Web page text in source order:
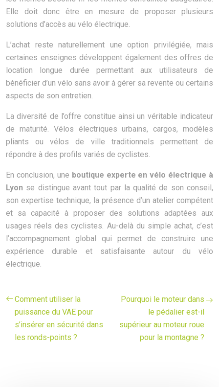
Elle doit donc être en mesure de proposer plusieurs
solutions d’accès au vélo électrique.
L’achat reste naturellement une option privilégiée, mais
certaines enseignes développent également des offres de
location longue durée permettant aux utilisateurs de
bénéficier d’un vélo sans avoir à gérer sa revente ou certains
aspects de son entretien.
La diversité de l’offre constitue ainsi un véritable indicateur
de maturité. Vélos électriques urbains, cargos, modèles
pliants ou vélos de ville traditionnels permettent de
répondre à des profils variés de cyclistes.
En conclusion, une boutique experte en vélo électrique à
Lyon se distingue avant tout par la qualité de son conseil,
son expertise technique, la présence d’un atelier compétent
et sa capacité à proposer des solutions adaptées aux
usages réels des cyclistes. Au-delà du simple achat, c’est
l’accompagnement global qui permet de construire une
expérience durable et satisfaisante autour du vélo
électrique.
Comment utiliser la
puissance du VAE pour
s’insérer en sécurité dans
les ronds-points ?
Pourquoi le moteur dans
le pédalier est-il
supérieur au moteur roue
pour la montagne ?